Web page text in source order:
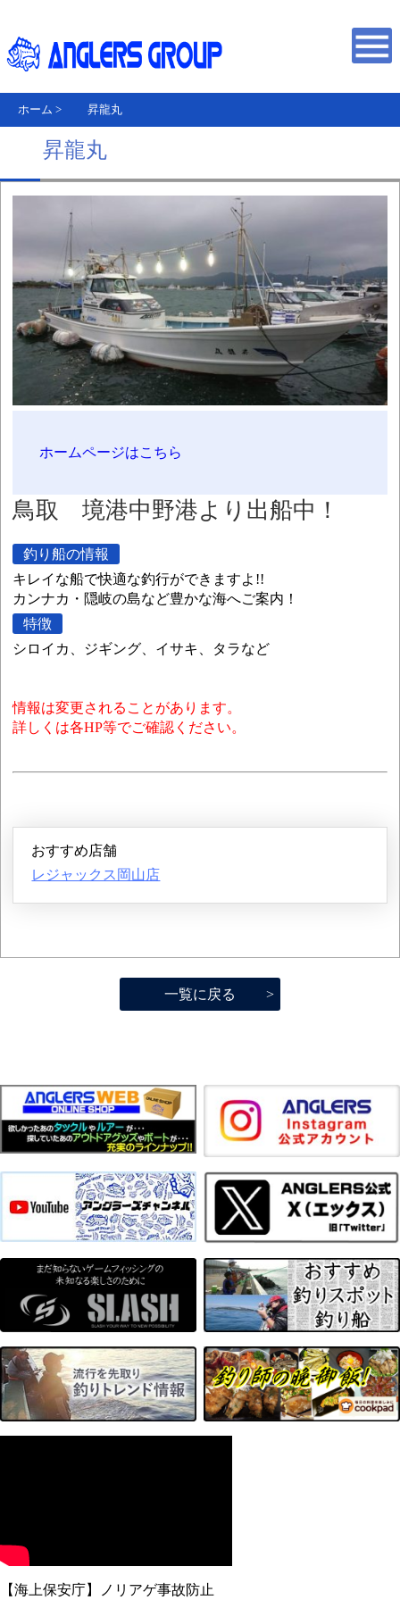
ホーム > 昇龍丸
昇龍丸
ホームページはこちら
鳥取 境港中野港より出船中！
釣り船の情報
キレイな船で快適な釣行ができますよ!!
カンナカ・隠岐の島など豊かな海へご案内！
特徴
シロイカ、ジギング、イサキ、タラなど
情報は変更されることがあります。
詳しくは各HP等でご確認ください。
おすすめ店舗
レジャックス岡山店
一覧に戻る
【海上保安庁】ノリアゲ事故防止